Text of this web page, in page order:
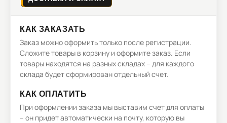
КАК ЗАКАЗАТЬ
Заказ можно оформить только после регистрации.
Сложите товары в корзину и оформите заказ. Если
товары находятся на разных складах – для каждого
склада будет сформирован отдельный счет.
КАК ОПЛАТИТЬ
При оформлении заказа мы выставим счет для оплаты
– он придет автоматически на почту, которую вы